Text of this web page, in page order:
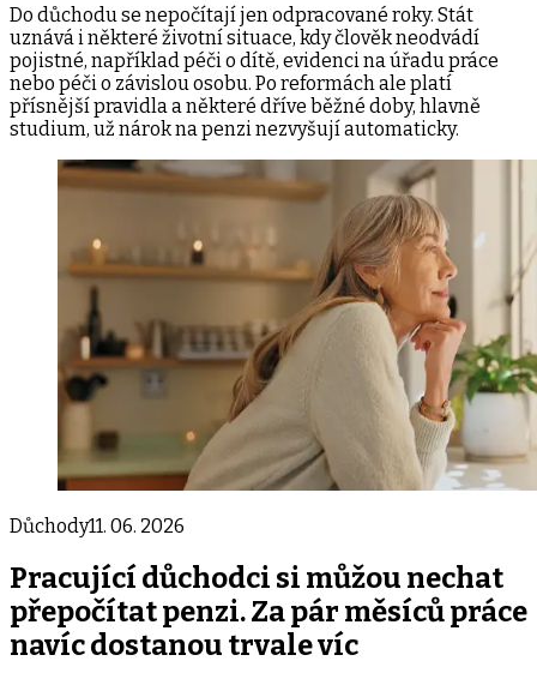
Do důchodu se nepočítají jen odpracované roky. Stát
uznává i některé životní situace, kdy člověk neodvádí
pojistné, například péči o dítě, evidenci na úřadu práce
nebo péči o závislou osobu. Po reformách ale platí
přísnější pravidla a některé dříve běžné doby, hlavně
studium, už nárok na penzi nezvyšují automaticky.
Důchody11. 06. 2026
Pracující důchodci si můžou nechat
přepočítat penzi. Za pár měsíců práce
navíc dostanou trvale víc